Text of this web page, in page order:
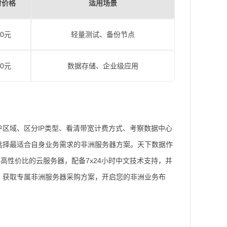
价格 适用场景
元 轻量测试、备份节点
元 数据存储、企业级应用
域、区分IP类型、看清带宽计费方式、考察数据中心
最适合自身业务需求的非洲服务器方案。天下数据作
性价比的云服务器，配备7x24小时中文技术支持，并
取专属非洲服务器采购方案，开启您的非洲业务布